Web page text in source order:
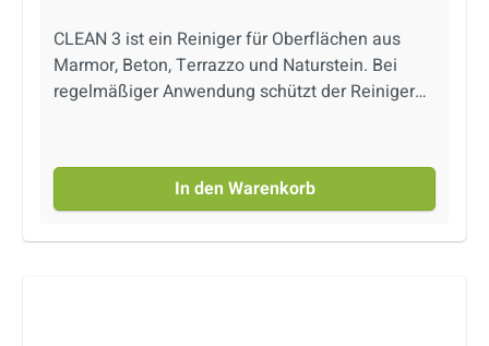
CLEAN 3 ist ein Reiniger für Oberflächen aus
Marmor, Beton, Terrazzo und Naturstein. Bei
regelmäßiger Anwendung schützt der Reiniger
Duft, die eine Schutzbarriere gegen Schmutz
bildet. So wird die tägliche Pflege von Boden und
In den Warenkorb